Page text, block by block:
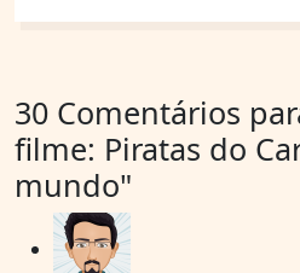
30 Comentários
filme: Piratas do
mundo"